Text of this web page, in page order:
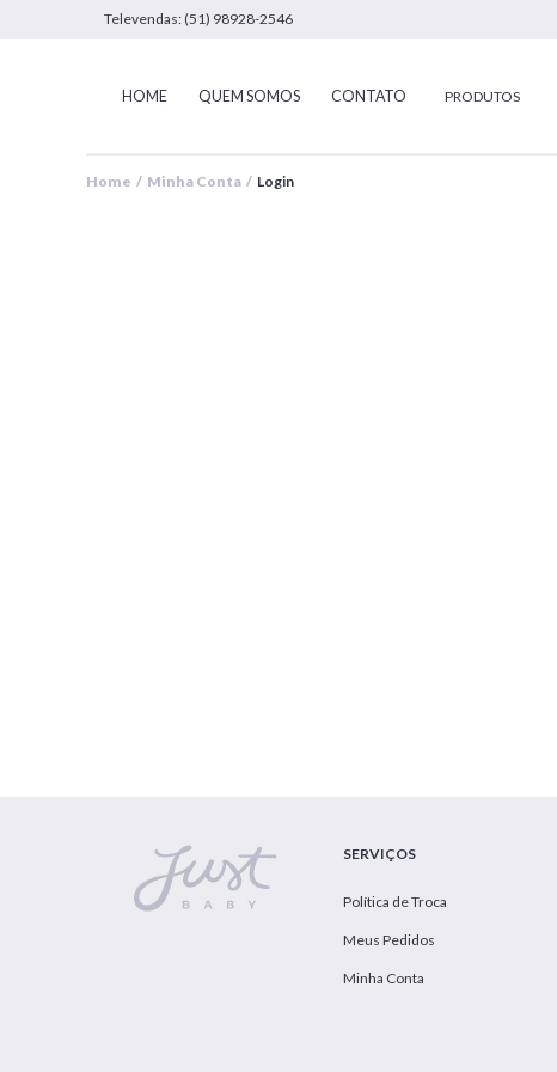
Televendas: (51) 98928-2546
HOME QUEM SOMOS CONTATO PRODUTOS
Home / Minha Conta / Login
SERVIÇOS
Política de Troca
Meus Pedidos
Minha Conta